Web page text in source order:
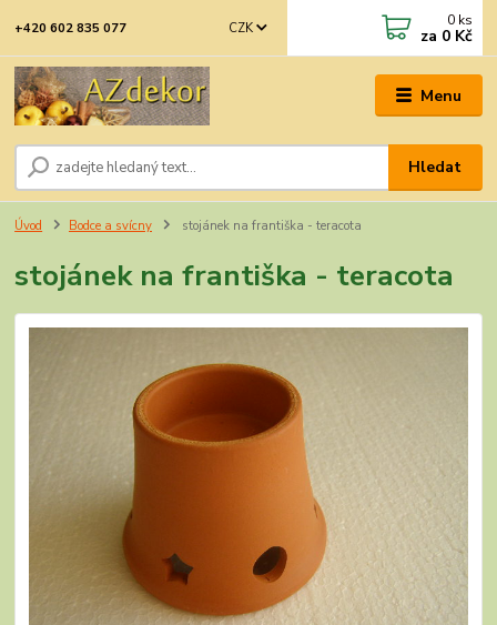
Menu
CZK
Hledat
+420 602 835 077 0 ks
za 0 Kč
Úvod Bodce a svícny stojánek na františka - teracota
stojánek na františka - teracota